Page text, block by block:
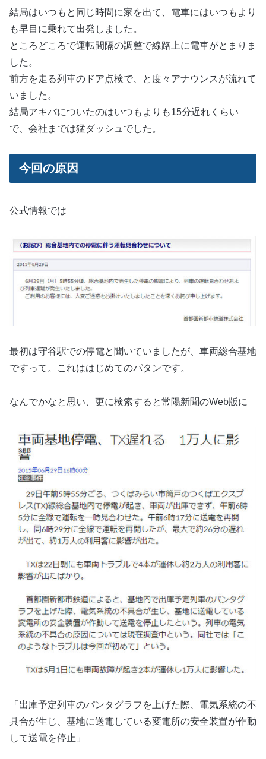
結局はいつもと同じ時間に家を出て、電車にはいつもより
も早目に乗れて出発しました。
ところどころで運転間隔の調整で線路上に電車がとまりま
した。
前方を走る列車のドア点検で、と度々アナウンスが流れて
いました。
結局アキバについたのはいつもよりも15分遅れくらい
で、会社までは猛ダッシュでした。
今回の原因
公式情報では
最初は守谷駅での停電と聞いていましたが、車両総合基地
ですって。これははじめてのパタンです。
なんでかなと思い、更に検索すると常陽新聞のWeb版に
「出庫予定列車のパンタグラフを上げた際、電気系統の不
具合が生じ、基地に送電している変電所の安全装置が作動
して送電を停止」